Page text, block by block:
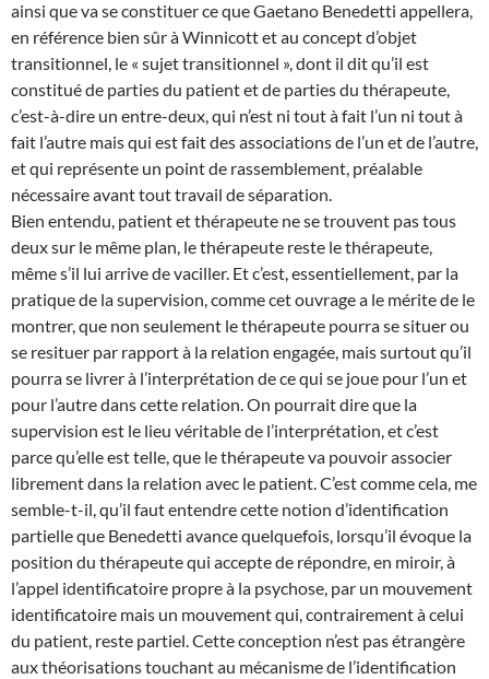
ainsi que va se constituer ce que Gaetano Benedetti appellera,
en référence bien sûr à Winnicott et au concept d’objet
transitionnel, le « sujet transitionnel », dont il dit qu’il est
constitué de parties du patient et de parties du thérapeute,
c’est-à-dire un entre-deux, qui n’est ni tout à fait l’un ni tout à
fait l’autre mais qui est fait des associations de l’un et de l’autre,
et qui représente un point de rassemblement, préalable
nécessaire avant tout travail de séparation.
Bien entendu, patient et thérapeute ne se trouvent pas tous
deux sur le même plan, le thérapeute reste le thérapeute,
même s’il lui arrive de vaciller. Et c’est, essentiellement, par la
pratique de la supervision, comme cet ouvrage a le mérite de le
montrer, que non seulement le thérapeute pourra se situer ou
se resituer par rapport à la relation engagée, mais surtout qu’il
pourra se livrer à l’interprétation de ce qui se joue pour l’un et
pour l’autre dans cette relation. On pourrait dire que la
supervision est le lieu véritable de l’interprétation, et c’est
parce qu’elle est telle, que le thérapeute va pouvoir associer
librement dans la relation avec le patient. C’est comme cela, me
semble-t-il, qu’il faut entendre cette notion d’identification
partielle que Benedetti avance quelquefois, lorsqu’il évoque la
position du thérapeute qui accepte de répondre, en miroir, à
l’appel identificatoire propre à la psychose, par un mouvement
identificatoire mais un mouvement qui, contrairement à celui
du patient, reste partiel. Cette conception n’est pas étrangère
aux théorisations touchant au mécanisme de l’identification